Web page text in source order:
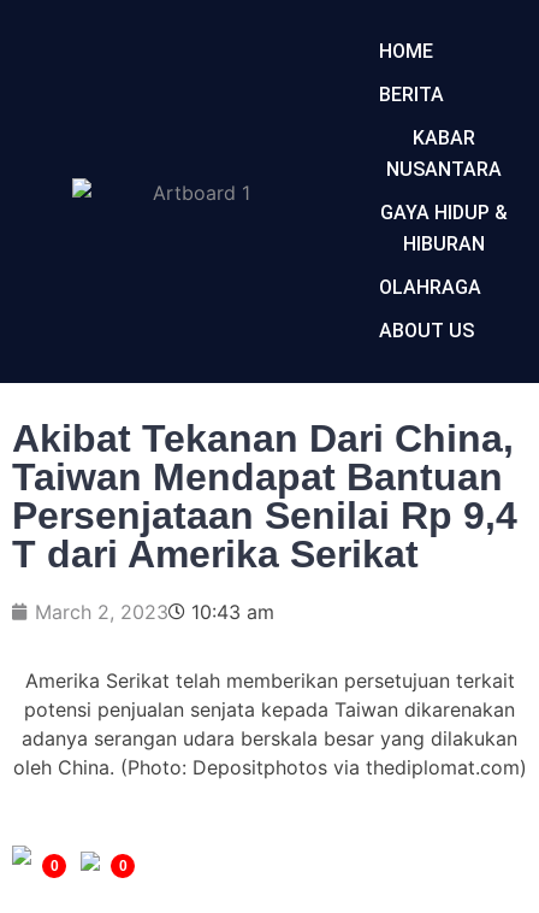
HOME
BERITA
KABAR
NUSANTARA
GAYA HIDUP &
HIBURAN
OLAHRAGA
ABOUT US
Akibat Tekanan Dari China,
Taiwan Mendapat Bantuan
Persenjataan Senilai Rp 9,4
T dari Amerika Serikat
March 2, 2023 10:43 am
Amerika Serikat telah memberikan persetujuan terkait
potensi penjualan senjata kepada Taiwan dikarenakan
adanya serangan udara berskala besar yang dilakukan
oleh China. (Photo: Depositphotos via thediplomat.com)
0 0